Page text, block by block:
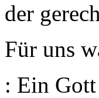
der
Für uns
: Ein